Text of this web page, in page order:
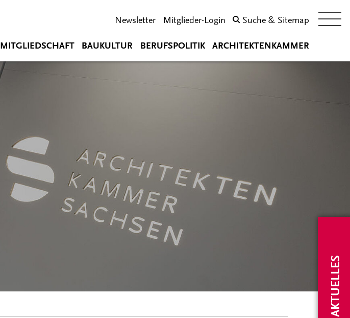
Newsletter Mitglieder-Login Suche & Sitemap
AKTUELLES
MITGLIEDSCHAFT BAUKULTUR BERUFSPOLITIK ARCHITEKTENKAMMER